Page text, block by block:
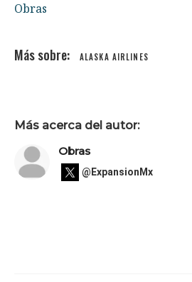
Obras
ALASKA AIRLINES
Más acerca del autor:
Obras
@ExpansionMx